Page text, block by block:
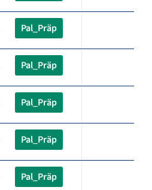
Pal_Präp
Pal_Präp
Pal_Präp
Pal_Präp
Pal_Präp